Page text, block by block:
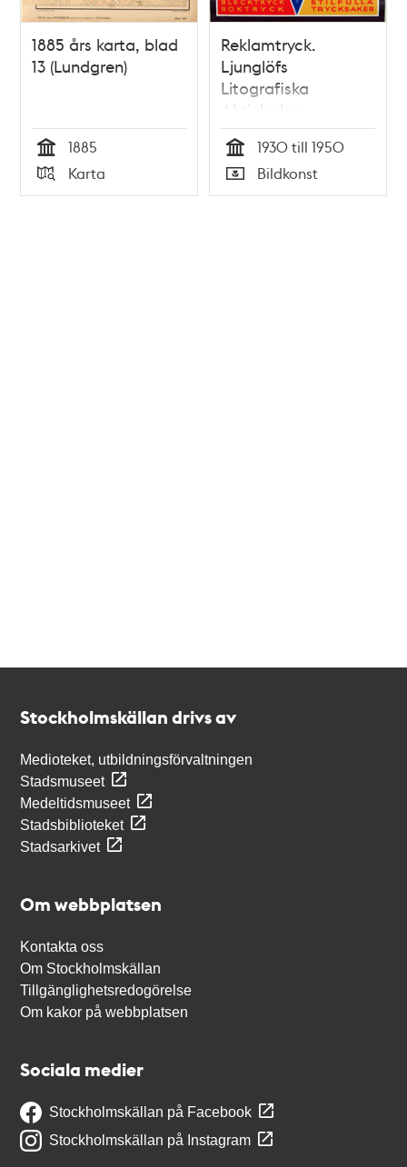
1885 års karta, blad
13 (Lundgren)
Tid
1885
Typ
Karta
Reklamtryck.
Ljunglöfs
Litografiska
Aktiebolag
Tid
1930 till 1950
Typ
Bildkonst
Stockholmskällan drivs av
Medioteket, utbildningsförvaltningen
Stadsmuseet
Medeltidsmuseet
Stadsbiblioteket
Stadsarkivet
Om webbplatsen
Kontakta oss
Om Stockholmskällan
Tillgänglighetsredogörelse
Om kakor på webbplatsen
Sociala medier
Stockholmskällan på Facebook
Stockholmskällan på Instagram